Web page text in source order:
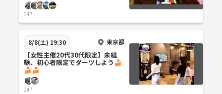
247
8/8(土) 19:30 東京都
【女性主催20代30代限定】未経
験、初心者限定でダーツしよう🍰
🍰🍰
247